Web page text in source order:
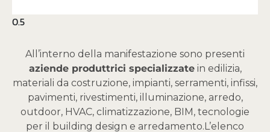
All’interno della manifestazione sono presenti
aziende produttrici specializzatein edilizia,
materiali da costruzione, impianti, serramenti, infissi,
pavimenti, rivestimenti, illuminazione, arredo,
outdoor, HVAC, climatizzazione, BIM, tecnologie
per il building design e arredamento. L’elenco